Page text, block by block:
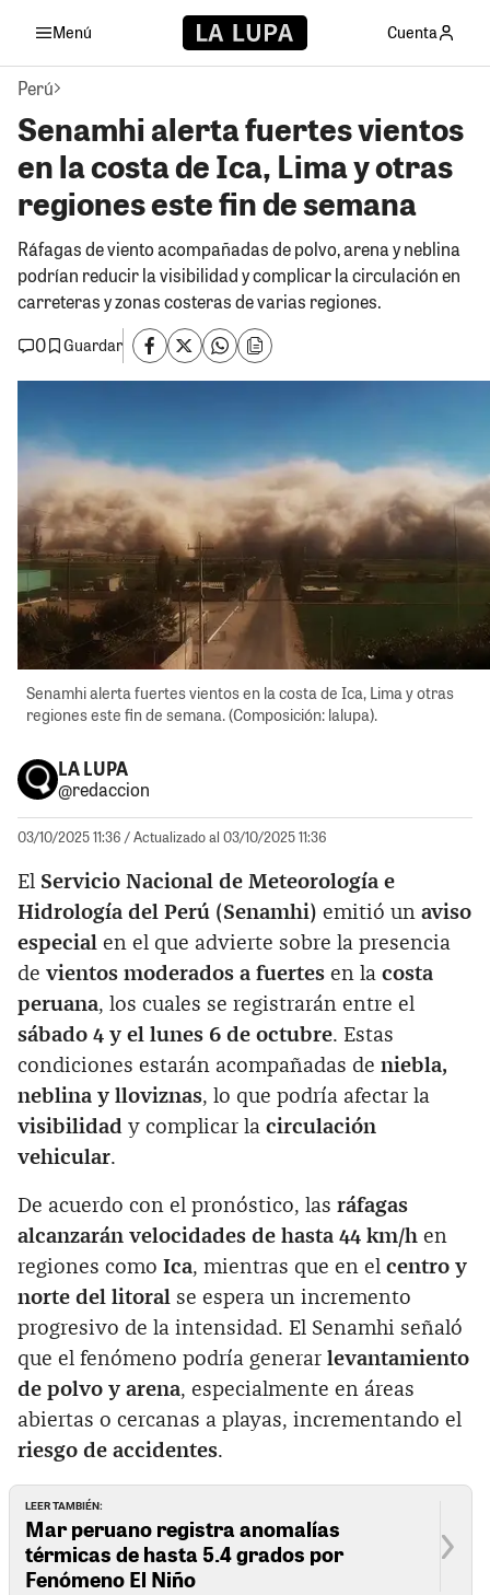
Menú Cuenta
Perú
Senamhi alerta fuertes vientos
en la costa de Ica, Lima y otras
regiones este fin de semana
Ráfagas de viento acompañadas de polvo, arena y neblina
podrían reducir la visibilidad y complicar la circulación en
carreteras y zonas costeras de varias regiones.
0
Guardar
Senamhi alerta fuertes vientos en la costa de Ica, Lima y otras
regiones este fin de semana. (Composición: lalupa).
LA LUPA
@redaccion
03/10/2025 11:36 / Actualizado al 03/10/2025 11:36
El Servicio Nacional de Meteorología e
Hidrología del Perú (Senamhi) emitió un aviso
especial en el que advierte sobre la presencia
de vientos moderados a fuertes en la costa
peruana, los cuales se registrarán entre el
sábado 4 y el lunes 6 de octubre. Estas
condiciones estarán acompañadas de niebla,
neblina y lloviznas, lo que podría afectar la
visibilidad y complicar la circulación
vehicular.
De acuerdo con el pronóstico, las ráfagas
alcanzarán velocidades de hasta 44 km/h en
regiones como Ica, mientras que en el centro y
norte del litoral se espera un incremento
progresivo de la intensidad. El Senamhi señaló
que el fenómeno podría generar levantamiento
de polvo y arena, especialmente en áreas
abiertas o cercanas a playas, incrementando el
riesgo de accidentes.
LEER TAMBIÉN:
Mar peruano registra anomalías
térmicas de hasta 5.4 grados por
Fenómeno El Niño